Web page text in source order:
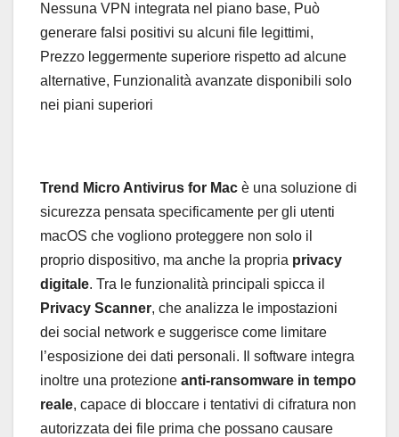
Nessuna VPN integrata nel piano base, Può
generare falsi positivi su alcuni file legittimi,
Prezzo leggermente superiore rispetto ad alcune
alternative, Funzionalità avanzate disponibili solo
nei piani superiori
Trend Micro Antivirus for Mac è una soluzione di
sicurezza pensata specificamente per gli utenti
macOS che vogliono proteggere non solo il
proprio dispositivo, ma anche la propria privacy
digitale. Tra le funzionalità principali spicca il
Privacy Scanner, che analizza le impostazioni
dei social network e suggerisce come limitare
l’esposizione dei dati personali. Il software integra
inoltre una protezione anti-ransomware in tempo
reale, capace di bloccare i tentativi di cifratura non
autorizzata dei file prima che possano causare